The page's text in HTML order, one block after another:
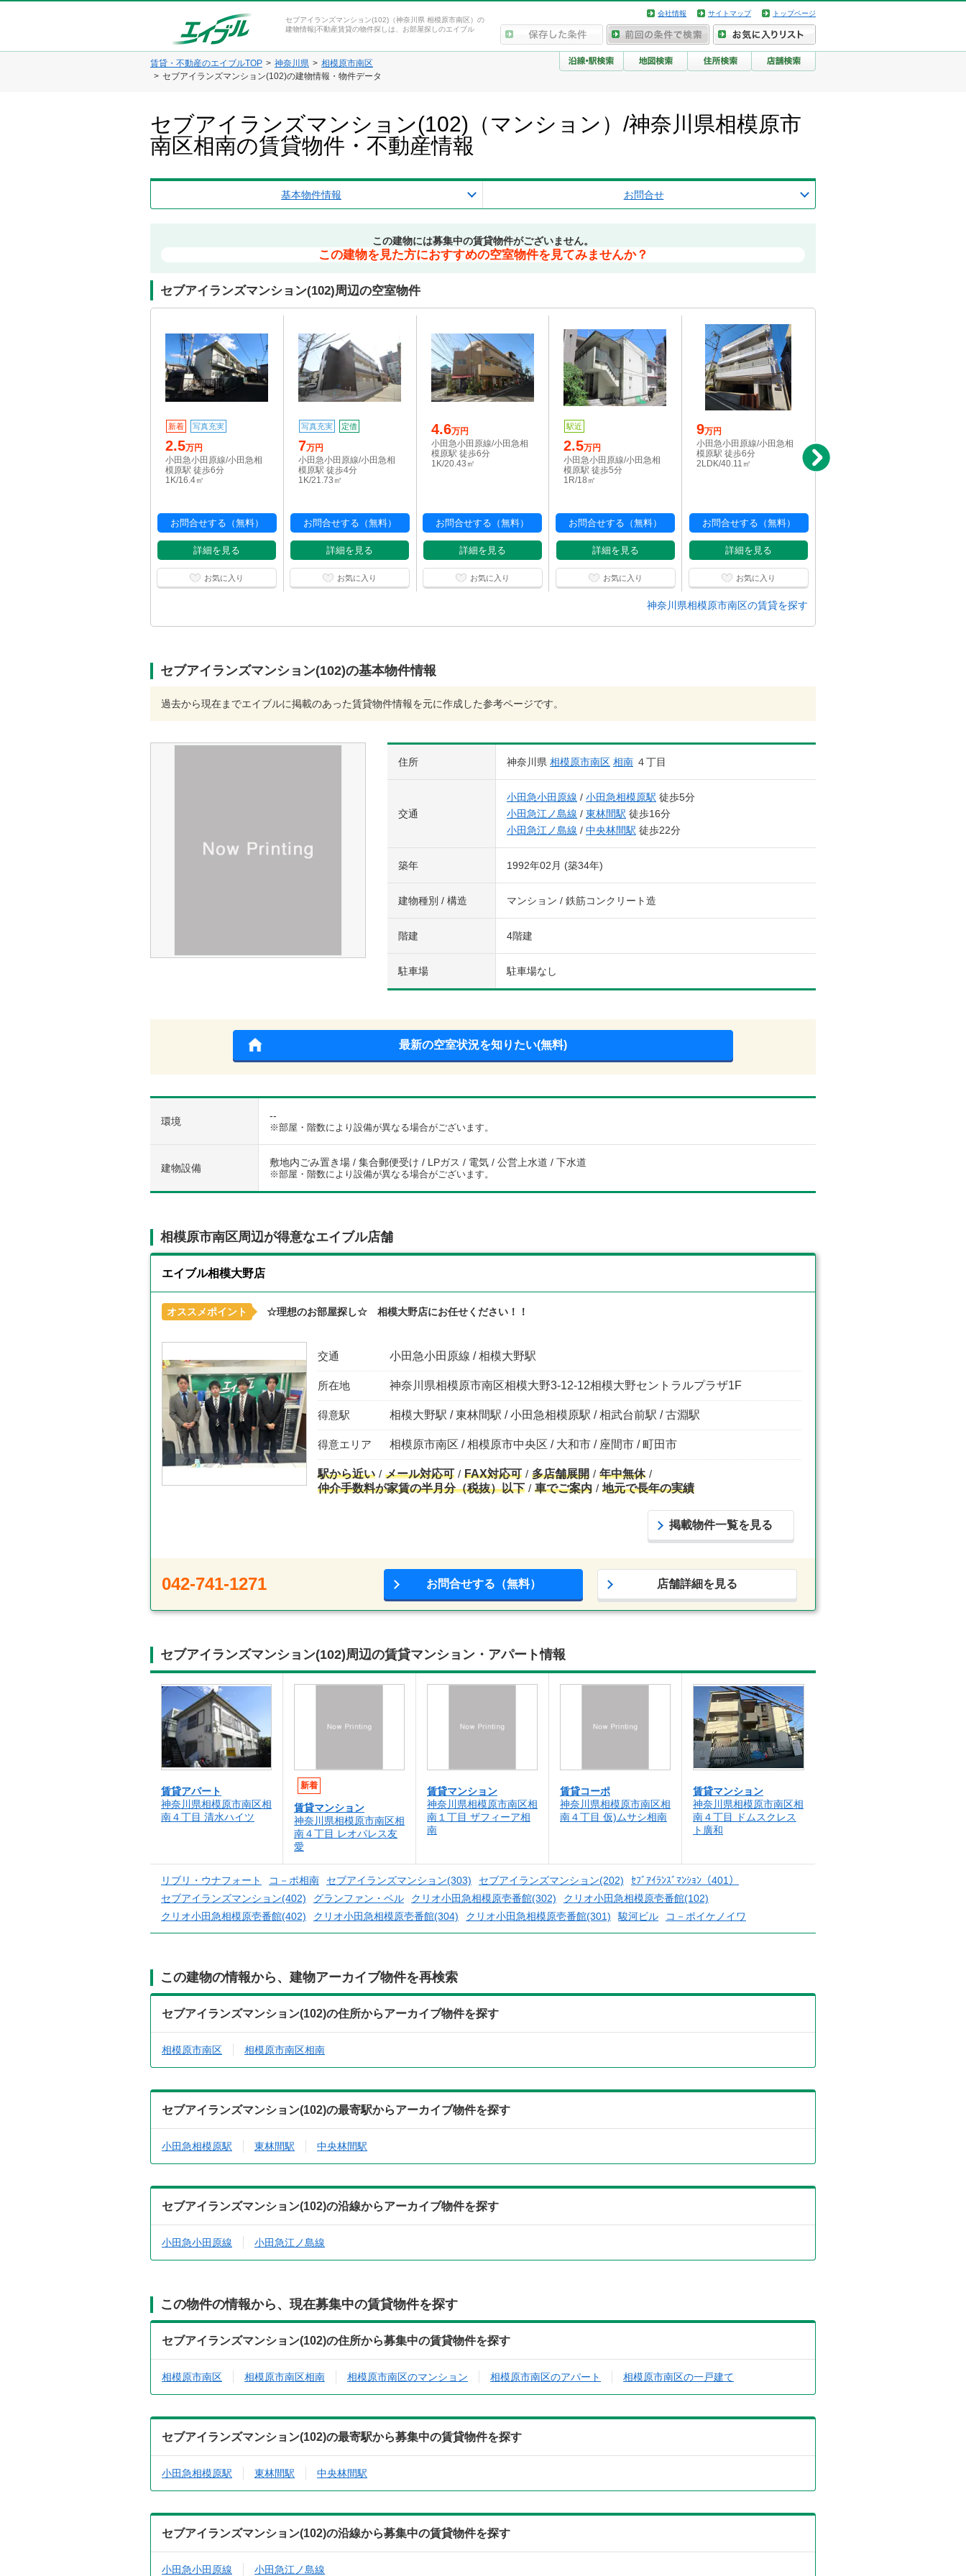
セブアイランズマンション(102)（神奈川県 相模原市南区）の
建物情報|不動産賃貸の物件探しは、お部屋探しのエイブル
会社情報 サイトマップ トップページ
賃貸・不動産のエイブルTOP 神奈川県
相模原市南区
セブアイランズマンション(102)の建物情報・物件データ
セブアイランズマンション(102)（マンション）/神奈川県相模原市
南区相南の賃貸物件・不動産情報
基本物件情報 お問合せ
この建物には募集中の賃貸物件がございません。
この建物を見た方におすすめの空室物件を見てみませんか？
セブアイランズマンション(102)周辺の空室物件
新着 写真充実
2.5万円
小田急小田原線/小田急相
模原駅 徒歩6分
1K/16.4㎡
お問合せする（無料）
詳細を見る
お気に入り
写真充実 定借
7万円
小田急小田原線/小田急相
模原駅 徒歩4分
1K/21.73㎡
お問合せする（無料）
詳細を見る
お気に入り
4.6万円
小田急小田原線/小田急相
模原駅 徒歩6分
1K/20.43㎡
お問合せする（無料）
詳細を見る
お気に入り
駅近
2.5万円
小田急小田原線/小田急相
模原駅 徒歩5分
1R/18㎡
お問合せする（無料）
詳細を見る
お気に入り
9万円
小田急小田原線/小田急相
模原駅 徒歩6分
2LDK/40.11㎡
お問合せする（無料）
詳細を見る
お気に入り
模原駅 徒歩7分
1K/21㎡
神奈川県相模原市南区の賃貸を探す
セブアイランズマンション(102)の基本物件情報
過去から現在までエイブルに掲載のあった賃貸物件情報を元に作成した参考ページです。
住所 神奈川県 相模原市南区 相南 ４丁目
交通
小田急小田原線 / 小田急相模原駅 徒歩5分
小田急江ノ島線 / 東林間駅 徒歩16分
小田急江ノ島線 / 中央林間駅 徒歩22分
築年 1992年02月 (築34年)
建物種別 / 構造 マンション / 鉄筋コンクリート造
階建 4階建
駐車場 駐車場なし
最新の空室状況を知りたい(無料)
環境 --
※部屋・階数により設備が異なる場合がございます。
建物設備 敷地内ごみ置き場 / 集合郵便受け / LPガス / 電気 / 公営上水道 / 下水道
※部屋・階数により設備が異なる場合がございます。
相模原市南区周辺が得意なエイブル店舗
エイブル相模大野店
オススメポイント ☆理想のお部屋探し☆ 相模大野店にお任せください！！
交通 小田急小田原線 / 相模大野駅
所在地 神奈川県相模原市南区相模大野3-12-12相模大野セントラルプラザ1F
得意駅 相模大野駅 / 東林間駅 / 小田急相模原駅 / 相武台前駅 / 古淵駅
得意エリア 相模原市南区 / 相模原市中央区 / 大和市 / 座間市 / 町田市
駅から近い メール対応可 FAX対応可 多店舗展開
年中無休
仲介手数料が家賃の半月分（税抜）以下
車でご案内 地元で長年の実績
掲載物件一覧を見る
042-741-1271 お問合せする（無料） 店舗詳細を見る
セブアイランズマンション(102)周辺の賃貸マンション・アパート情報
賃貸アパート
神奈川県相模原市南区相
南４丁目 清水ハイツ
新着
賃貸マンション
神奈川県相模原市南区相
南４丁目 レオパレス友
愛
賃貸マンション
神奈川県相模原市南区相
南１丁目 ザフィーア相
南
賃貸コーポ
神奈川県相模原市南区相
南４丁目 仮)ムサシ相南
賃貸マンション
神奈川県相模原市南区相
南４丁目 ドムスクレス
ト廣和
リブリ・ウナフォート コ－ポ相南 セブアイランズマンション(303) セブアイランズマンション(202)
ｾﾌﾞｱｲﾗﾝｽﾞﾏﾝｼｮﾝ（401）
セブアイランズマンション(402)
グランファン・ベル クリオ小田急相模原壱番館(302)
クリオ小田急相模原壱番館(102)
クリオ小田急相模原壱番館(402)
クリオ小田急相模原壱番館(304) クリオ小田急相模原壱番館(301) 駿河ビル コ－ポイケノイワ
この建物の情報から、建物アーカイブ物件を再検索
セブアイランズマンション(102)の住所からアーカイブ物件を探す
相模原市南区 相模原市南区相南
セブアイランズマンション(102)の最寄駅からアーカイブ物件を探す
小田急相模原駅 東林間駅 中央林間駅
セブアイランズマンション(102)の沿線からアーカイブ物件を探す
小田急小田原線 小田急江ノ島線
この物件の情報から、現在募集中の賃貸物件を探す
セブアイランズマンション(102)の住所から募集中の賃貸物件を探す
相模原市南区 相模原市南区相南 相模原市南区のマンション 相模原市南区のアパート 相模原市南区の一戸建て
セブアイランズマンション(102)の最寄駅から募集中の賃貸物件を探す
小田急相模原駅 東林間駅 中央林間駅
セブアイランズマンション(102)の沿線から募集中の賃貸物件を探す
小田急小田原線 小田急江ノ島線